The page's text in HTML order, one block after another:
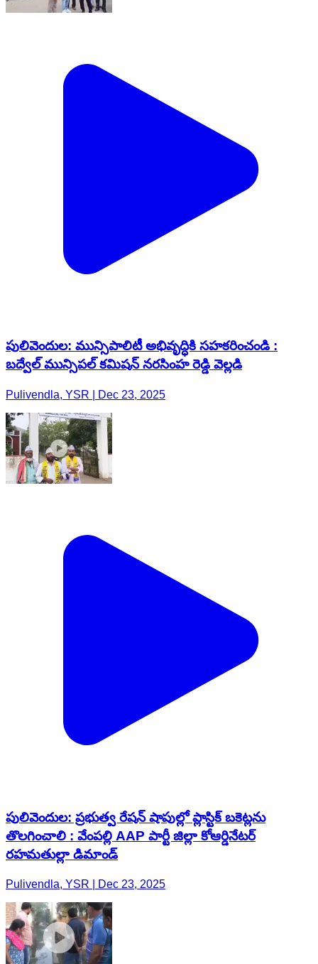
పులివెందుల: మున్సిపాలిటీ అభివృద్ధికి సహకరించండి :
బద్వేల్ మున్సిపల్ కమిషన్ నరసింహ రెడ్డి వెల్లడి
Pulivendla, YSR | Dec 23, 2025
పులివెందుల: ప్రభుత్వ రేషన్ షాపుల్లో ప్లాస్టిక్ బకెట్లను
తొలగించాలి : వేంపల్లి AAP పార్టీ జిల్లా కోఆర్డినేటర్
రహమతుల్లా డిమాండ్
Pulivendla, YSR | Dec 23, 2025